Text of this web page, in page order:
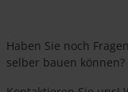
Haben Sie noch
selber bauen können?